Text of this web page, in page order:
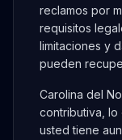
reclamos por
requisitos
limitaciones y
pueden
Carolina del
contributiva, lo
usted tiene